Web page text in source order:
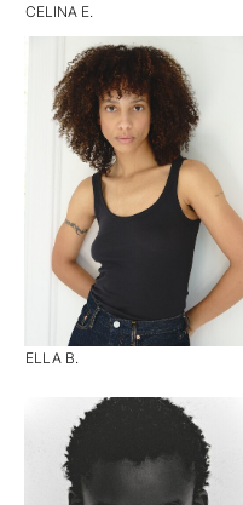
CELINA E.
ELLA B.